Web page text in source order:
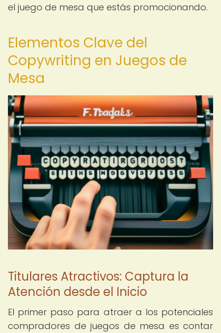
el juego de mesa que estás promocionando.
Elementos Clave del
Copywriting en Juegos de
Mesa
Titulares Atractivos: Captura la
Atención desde el Inicio
El primer paso para atraer a los potenciales
compradores de juegos de mesa es contar